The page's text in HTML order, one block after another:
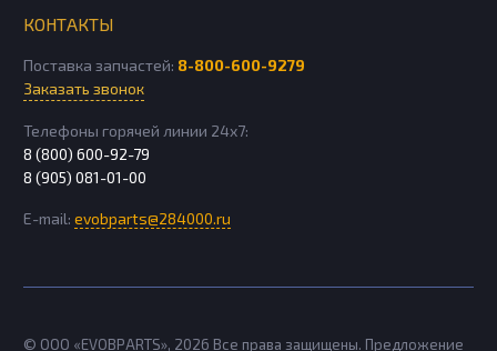
КОНТАКТЫ
Поставка запчастей: 8-800-600-9279
Заказать звонок
Телефоны горячей линии 24х7:
8 (800) 600-92-79
8 (905) 081-01-00
E-mail: evobparts@284000.ru
© ООО «EVOBPARTS», 2026 Все права защищены. Предложение